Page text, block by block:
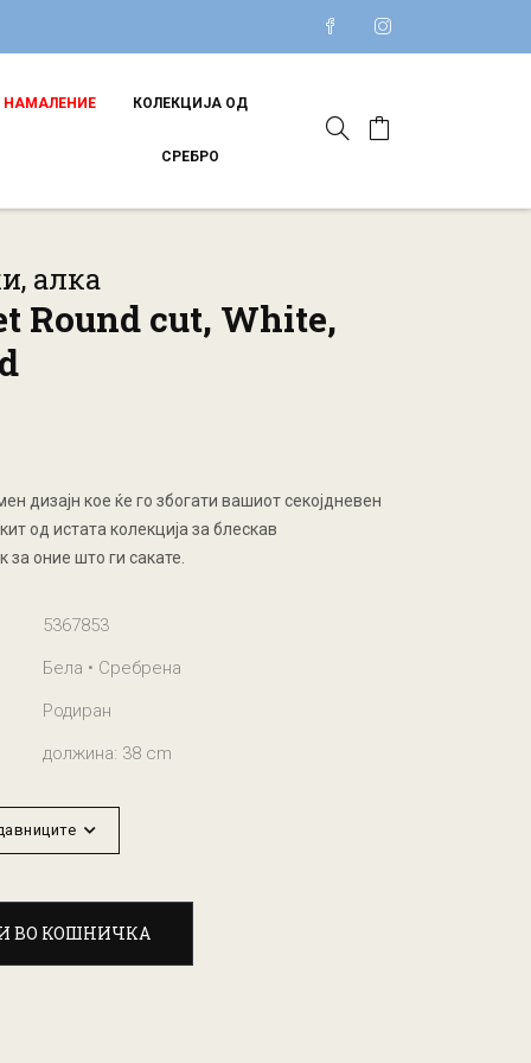
НАМАЛЕНИЕ КОЛЕКЦИЈА ОД
СРЕБРО
алка
Round cut, White,
дизајн кое ќе го збогати вашиот секојдневен
од истата колекција за блескав
оние што ги сакате.
5367853
Бела • Сребрена
Родиран
должина: 38 cm
ВО КОШНИЧКА